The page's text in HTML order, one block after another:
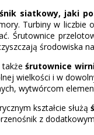
siatkowy, jaki
Turbiny w
Śrutownice
środowiska
takżeśrutownice
wielkości i w
wytwórcom
kształcie służą
z